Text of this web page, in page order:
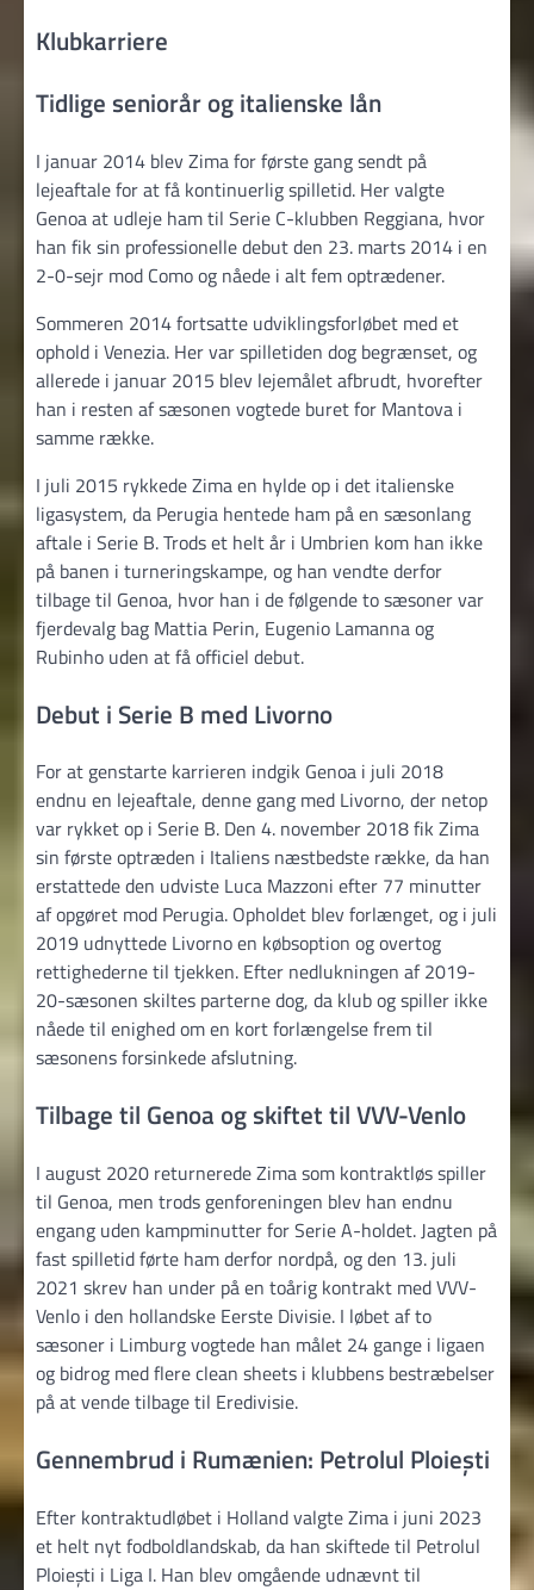
Klubkarriere
Tidlige seniorår og italienske lån
I januar 2014 blev Zima for første gang sendt på
lejeaftale for at få kontinuerlig spilletid. Her valgte
Genoa at udleje ham til Serie C-klubben Reggiana, hvor
han fik sin professionelle debut den 23. marts 2014 i en
2-0-sejr mod Como og nåede i alt fem optrædener.
Sommeren 2014 fortsatte udviklingsforløbet med et
ophold i Venezia. Her var spilletiden dog begrænset, og
allerede i januar 2015 blev lejemålet afbrudt, hvorefter
han i resten af sæsonen vogtede buret for Mantova i
samme række.
I juli 2015 rykkede Zima en hylde op i det italienske
ligasystem, da Perugia hentede ham på en sæsonlang
aftale i Serie B. Trods et helt år i Umbrien kom han ikke
på banen i turneringskampe, og han vendte derfor
tilbage til Genoa, hvor han i de følgende to sæsoner var
fjerdevalg bag Mattia Perin, Eugenio Lamanna og
Rubinho uden at få officiel debut.
Debut i Serie B med Livorno
For at genstarte karrieren indgik Genoa i juli 2018
endnu en lejeaftale, denne gang med Livorno, der netop
var rykket op i Serie B. Den 4. november 2018 fik Zima
sin første optræden i Italiens næstbedste række, da han
erstattede den udviste Luca Mazzoni efter 77 minutter
af opgøret mod Perugia. Opholdet blev forlænget, og i juli
2019 udnyttede Livorno en købsoption og overtog
rettighederne til tjekken. Efter nedlukningen af 2019-
20-sæsonen skiltes parterne dog, da klub og spiller ikke
nåede til enighed om en kort forlængelse frem til
sæsonens forsinkede afslutning.
Tilbage til Genoa og skiftet til VVV-Venlo
I august 2020 returnerede Zima som kontraktløs spiller
til Genoa, men trods genforeningen blev han endnu
engang uden kampminutter for Serie A-holdet. Jagten på
fast spilletid førte ham derfor nordpå, og den 13. juli
2021 skrev han under på en toårig kontrakt med VVV-
Venlo i den hollandske Eerste Divisie. I løbet af to
sæsoner i Limburg vogtede han målet 24 gange i ligaen
og bidrog med flere clean sheets i klubbens bestræbelser
på at vende tilbage til Eredivisie.
Gennembrud i Rumænien: Petrolul Ploiești
Efter kontraktudløbet i Holland valgte Zima i juni 2023
et helt nyt fodboldlandskab, da han skiftede til Petrolul
Ploiești i Liga I. Han blev omgående udnævnt til